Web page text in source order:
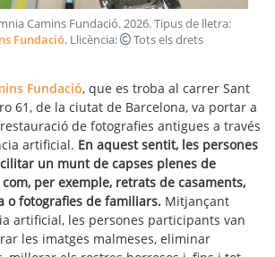
Camins Fundació.2026. Tipus de lletra:
Fundació. Llicència:
Tots els drets
Fundació, que es troba al carrer Sant
61, de la ciutat de Barcelona, va portar a
de fotografies antigues a través
artificial. En aquest sentit, les persones
un munt de capses plenes de
per exemple, retrats de casaments,
o fotografies de familiars. Mitjançant
artificial, les persones participants van
les imatges malmeses, eliminar